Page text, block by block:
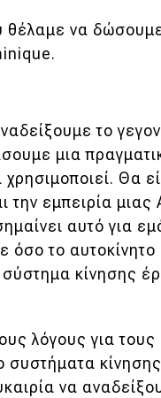
να δώσουμε
το
μια
Θα
εμπειρία μιας
αυτό για
όσο το αυτοκίνητο
σύστημα κίνησης
λόγους για
να